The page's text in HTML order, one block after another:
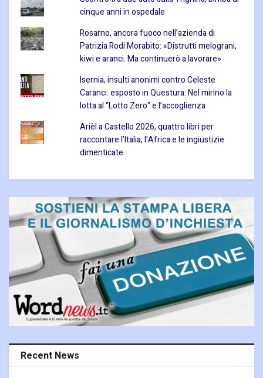
cinque anni in ospedale
Rosarno, ancora fuoco nell’azienda di
Patrizia Rodi Morabito: «Distrutti melograni,
kiwi e aranci. Ma continuerò a lavorare»
Isernia, insulti anonimi contro Celeste
Caranci: esposto in Questura. Nel mirino la
lotta al "Lotto Zero" e l’accoglienza
Arièl a Castello 2026, quattro libri per
raccontare l’Italia, l’Africa e le ingiustizie
dimenticate
Recent News